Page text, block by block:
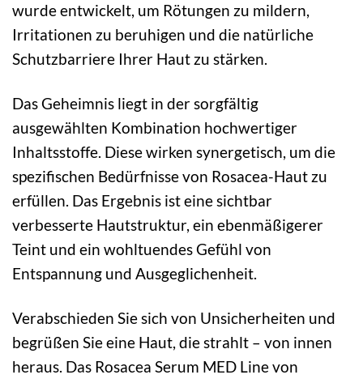
wurde entwickelt, um Rötungen zu mildern,
Irritationen zu beruhigen und die natürliche
Schutzbarriere Ihrer Haut zu stärken.
Das Geheimnis liegt in der sorgfältig
ausgewählten Kombination hochwertiger
Inhaltsstoffe. Diese wirken synergetisch, um die
spezifischen Bedürfnisse von Rosacea-Haut zu
erfüllen. Das Ergebnis ist eine sichtbar
verbesserte Hautstruktur, ein ebenmäßigerer
Teint und ein wohltuendes Gefühl von
Entspannung und Ausgeglichenheit.
Verabschieden Sie sich von Unsicherheiten und
begrüßen Sie eine Haut, die strahlt – von innen
heraus. Das Rosacea Serum MED Line von